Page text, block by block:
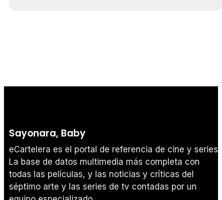
Sayonara, Baby
eCartelera es el portal de referencia de cine y series.
La base de datos multimedia más completa con
todas las películas, y las noticias y críticas del
séptimo arte y las series de tv contadas por un